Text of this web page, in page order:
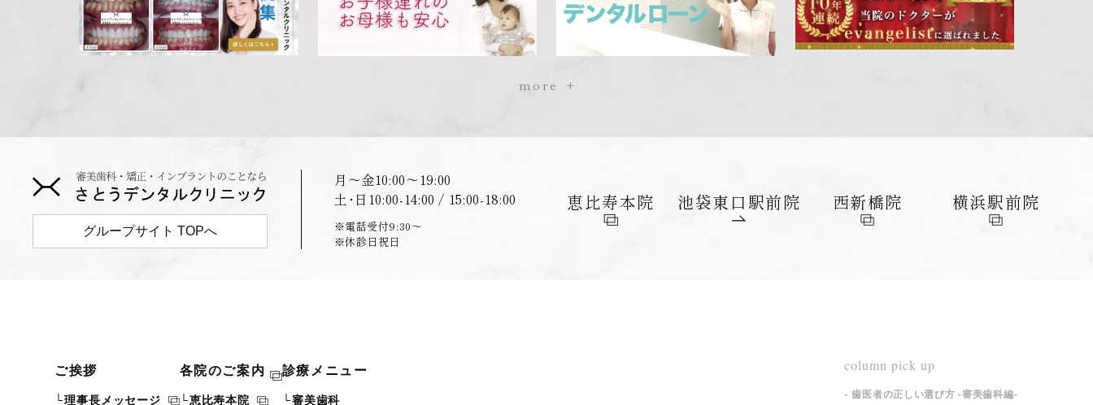
more
グループサイト TOPへ
月〜金10:00〜19:00
土･日 10:00-14:00 / 15:00-18:00
※電話受付9:30〜
※休診日祝日
恵比寿本院 池袋東口 駅前院 西新橋院 横浜駅前院
ご挨拶
理事長メッセージ
各院のご案内
恵比寿本院
診療メニュー
審美歯科
column pick up
歯医者の正しい選び方 -審美歯科編-